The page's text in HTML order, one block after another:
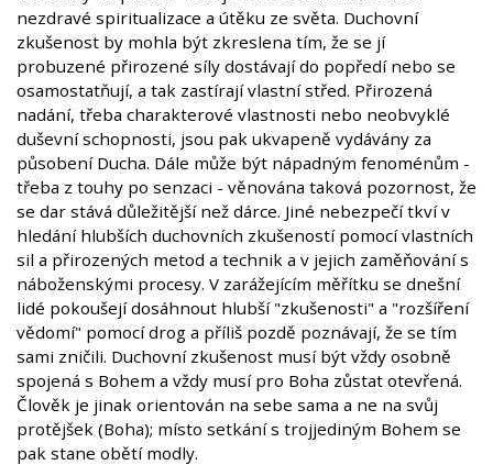
nezdravé spiritualizace a útěku ze světa. Duchovní
zkušenost by mohla být zkreslena tím, že se jí
probuzené přirozené síly dostávají do popředí nebo se
osamostatňují, a tak zastírají vlastní střed. Přirozená
nadání, třeba charakterové vlastnosti nebo neobvyklé
duševní schopnosti, jsou pak ukvapeně vydávány za
působení Ducha. Dále může být nápadným fenoménům -
třeba z touhy po senzaci - věnována taková pozornost, že
se dar stává důležitější než dárce. Jiné nebezpečí tkví v
hledání hlubších duchovních zkušeností pomocí vlastních
sil a přirozených metod a technik a v jejich zaměňování s
náboženskými procesy. V zarážejícím měřítku se dnešní
lidé pokoušejí dosáhnout hlubší "zkušenosti" a "rozšíření
vědomí" pomocí drog a příliš pozdě poznávají, že se tím
sami zničili. Duchovní zkušenost musí být vždy osobně
spojená s Bohem a vždy musí pro Boha zůstat otevřená.
Člověk je jinak orientován na sebe sama a ne na svůj
protějšek (Boha); místo setkání s trojjediným Bohem se
pak stane obětí modly.